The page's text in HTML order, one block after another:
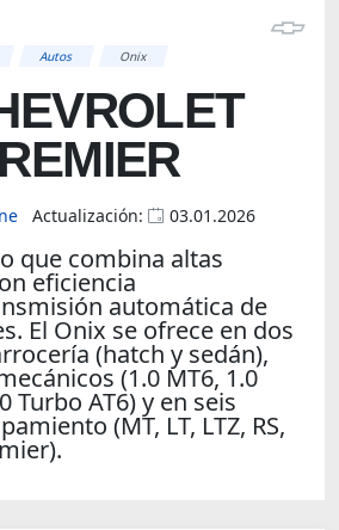
Autos Onix
Actualización: 03.01.2026
que combina altas
eficiencia
automática de
El Onix se ofrece en dos
(hatch y sedán),
(1.0 MT6, 1.0
Turbo AT6) y en seis
(MT, LT, LTZ, RS,